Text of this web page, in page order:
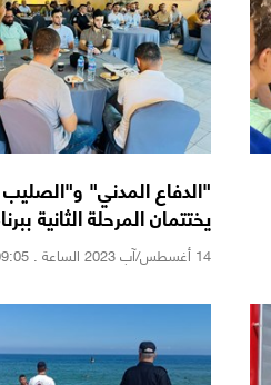
"الدفاع المدني"
يختتمان المرحلة الثانية
النفسي
14 أغسطس/آب 2023 الساعة . 09:05 ص